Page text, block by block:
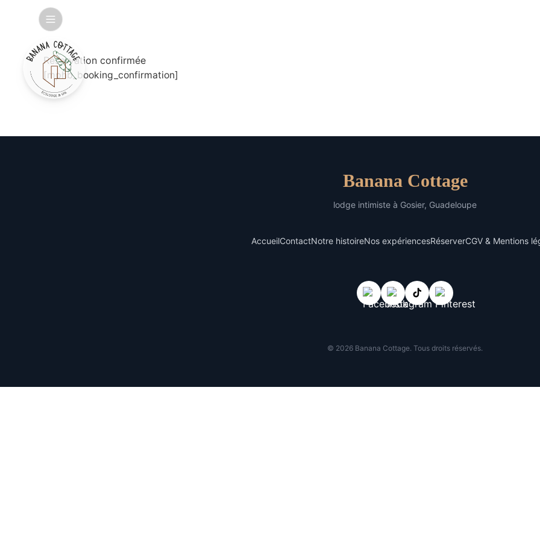
Réservation confirmée
[mphb_booking_confirmation]
Banana Cottage
lodge intimiste à Gosier, Guadeloupe
AccueilContactNotre histoireNos expériencesRéserverCGV & Mentions
© 2026 Banana Cottage. Tous droits réservés.